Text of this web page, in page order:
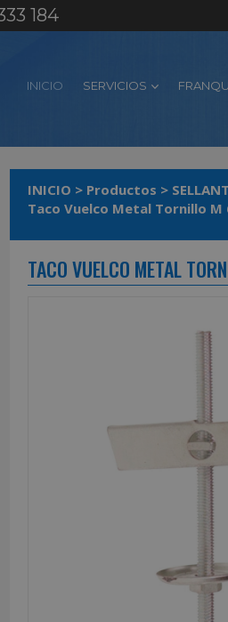
184
INICIO SERVICIOS
INICIO > Productos >
TACO VUELCO METAL